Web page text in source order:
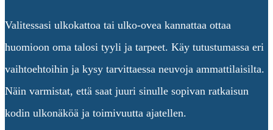
Valitessasi ulkokattoa tai ulko-ovea kannattaa ottaa
huomioon oma talosi tyyli ja tarpeet. Käy tutustumassa eri
vaihtoehtoihin ja kysy tarvittaessa neuvoja ammattilaisilta.
Näin varmistat, että saat juuri sinulle sopivan ratkaisun
kodin ulkonäköä ja toimivuutta ajatellen.